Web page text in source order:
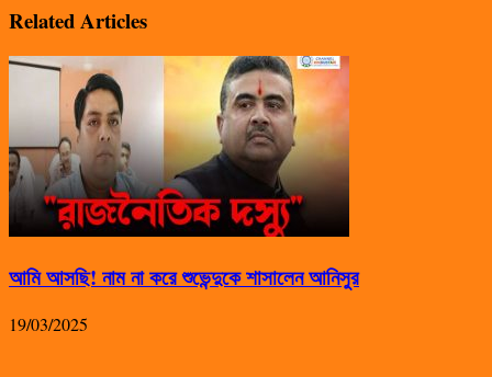
Related Articles
আমি আসছি! নাম না করে শুভেন্দুকে শাসালেন আনিসুর
19/03/2025